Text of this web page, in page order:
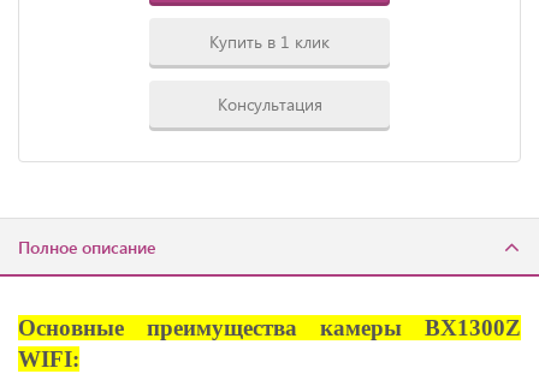
Купить в 1 клик
Консультация
Полное описание
Основные преимущества камеры BX1300Z
WIFI: